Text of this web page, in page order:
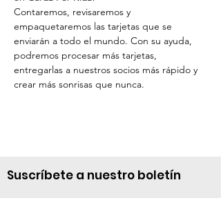
Contaremos, revisaremos y
empaquetaremos las tarjetas que se
enviarán a todo el mundo. Con su ayuda,
podremos procesar más tarjetas,
entregarlas a nuestros socios más rápido y
crear más sonrisas que nunca.
Suscríbete a nuestro boletín